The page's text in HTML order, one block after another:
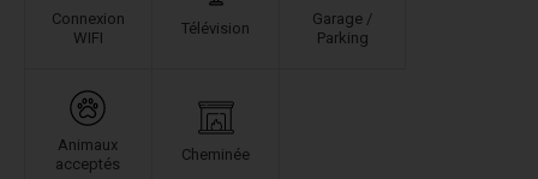
Connexion
WIFI
Télévision
Garage /
Parking
Animaux
acceptés
Cheminée